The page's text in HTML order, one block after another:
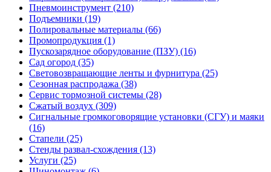
Пневмоинструмент (210)
Подъемники (19)
Полировальные материалы (66)
Промопродукция (1)
Пускозарядное оборудование (ПЗУ) (16)
Сад огород (35)
Световозвращающие ленты и фурнитура (25)
Сезонная распродажа (38)
Сервис тормозной системы (28)
Сжатый воздух (309)
Сигнальные громкоговорящие установки (СГУ) и маяки
(16)
Стапели (25)
Стенды развал-схождения (13)
Услуги (25)